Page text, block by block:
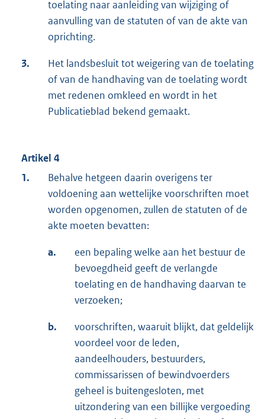
toelating naar aanleiding van wijziging of
aanvulling van de statuten of van de akte van
oprichting.
3.
Het landsbesluit tot weigering van de toelating
of van de handhaving van de toelating wordt
met redenen omkleed en wordt in het
Publicatieblad bekend gemaakt.
Artikel 4
1.
Behalve hetgeen daarin overigens ter
voldoening aan wettelijke voorschriften moet
worden opgenomen, zullen de statuten of de
akte moeten bevatten:
a.
een bepaling welke aan het bestuur de
bevoegdheid geeft de verlangde
toelating en de handhaving daarvan te
verzoeken;
b.
voorschriften, waaruit blijkt, dat geldelijk
voordeel voor de leden,
aandeelhouders, bestuurders,
commissarissen of bewindvoerders
geheel is buitengesloten, met
uitzondering van een billijke vergoeding